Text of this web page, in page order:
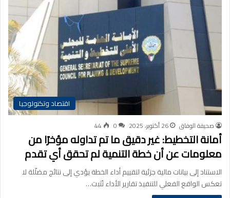
اقتصاد وتكنولوجيا
صحيفة الوفاق 26 أكتوبر، 2025 0
44
أمانة التخطيط: غير دقيق ما تم تداوله مؤخرًا من
معلومات عن أن خطة التنمية لم تحقق أي تقدم
الاستناد إلى بيانات مالية جزئية لتقييم أداء الخطة يؤدي إلى نتائج مضلّلة لا
تعكس الواقع الفعلي للتنفيذ تقارير الأداء تُثبت…